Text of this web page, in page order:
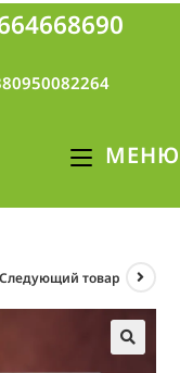
МЕНЮ
Следующий товар